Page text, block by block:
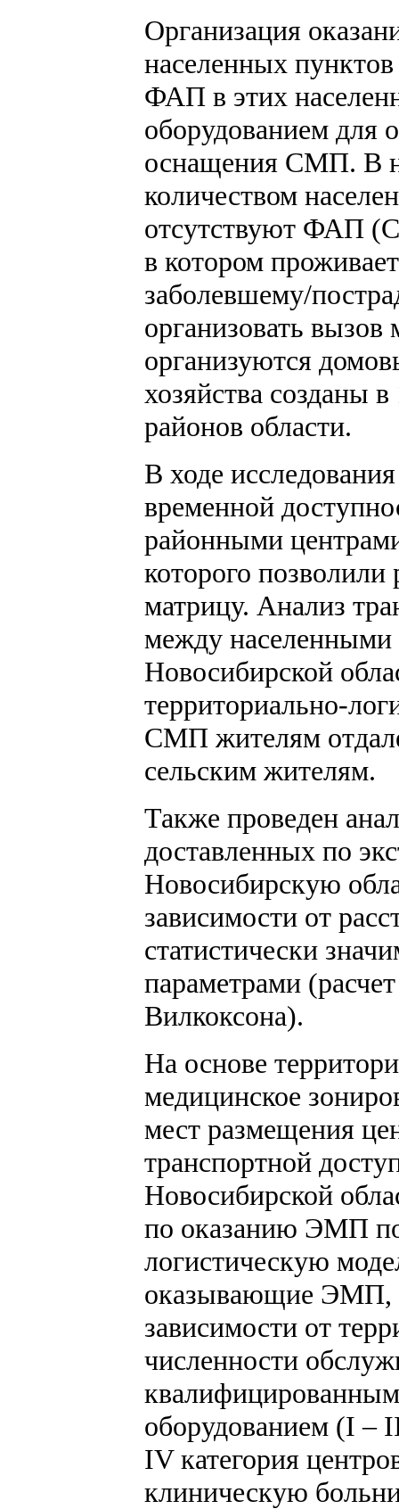
Организация
населенных
ФАП в этих
оборудованием
оснащения СМП. В
количеством
отсутствуют ФАП
в котором
заболевшему/
организовать вызов
организуются
хозяйства созданы
районов области.
В ходе
временной
районными
которого позволили
матрицу. Анализ
между
Новосибирской
территориально-
СМП жителям
сельским жителям.
Также проведен
доставленных по
Новосибирскую
зависимости от
статистически
параметрами
Вилкоксона).
На основе
медицинское
мест размещения
транспортной
Новосибирской
по оказанию ЭМП
логистическую
оказывающие ЭМП,
зависимости от
численности
оборудованием (I –
IV категория
клиническую